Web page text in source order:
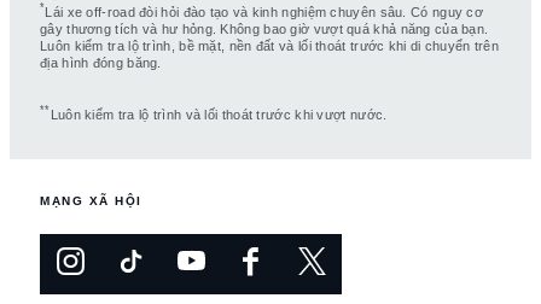
*Lái xe off-road đòi hỏi đào tạo và kinh nghiệm chuyên sâu. Có nguy cơ
gây thương tích và hư hỏng. Không bao giờ vượt quá khả năng của bạn.
Luôn kiểm tra lộ trình, bề mặt, nền đất và lối thoát trước khi di chuyển trên
địa hình đóng băng.
** Luôn kiểm tra lộ trình và lối thoát trước khi vượt nước.
MẠNG XÃ HỘI